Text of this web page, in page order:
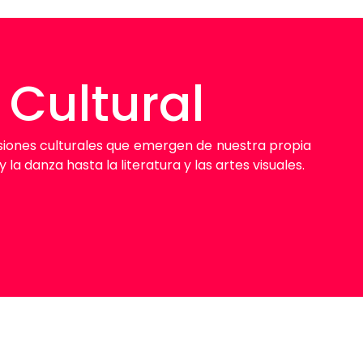
culturales que emergen de nuestra propia
la danza hasta la literatura y las artes visuales.